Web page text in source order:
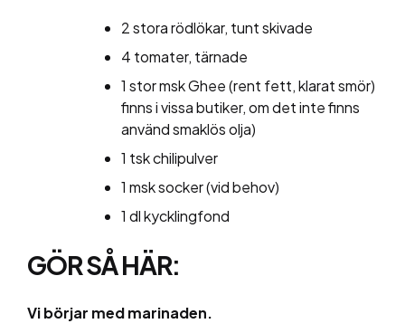
2 stora rödlökar, tunt skivade
4 tomater, tärnade
1 stor msk Ghee (rent fett, klarat smör)
finns i vissa butiker, om det inte finns
använd smaklös olja)
1 tsk chilipulver
1 msk socker (vid behov)
1 dl kycklingfond
GÖR SÅ HÄR:
Vi börjar med marinaden.